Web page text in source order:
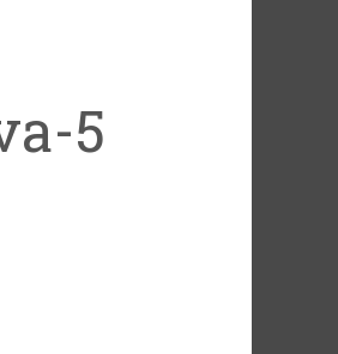
5